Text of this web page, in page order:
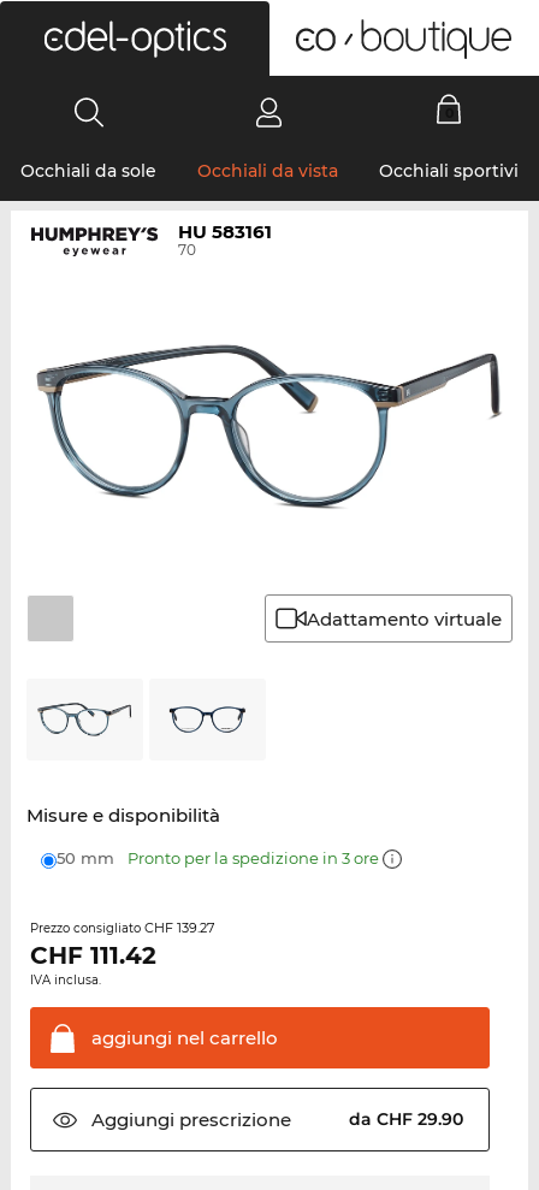
Occhiali da sole Occhiali da vista Occhiali sportivi
HU 583161
70
Adattamento virtuale
Misure e disponibilità
50 mm Pronto per la spedizione in 3 ore
Prezzo consigliato CHF 139.27
CHF 111.42
IVA inclusa.
aggiungi nel carrello
Aggiungi prescrizione da CHF 29.90